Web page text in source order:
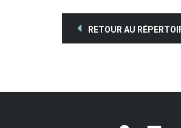
RETOUR AU